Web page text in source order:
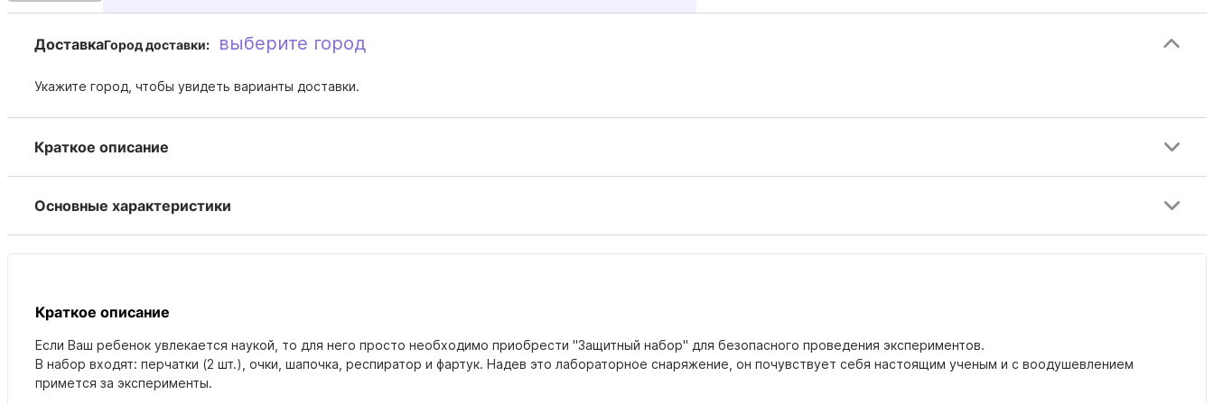
ДоставкаГород доставки: выберите город
Укажите город, чтобы увидеть варианты доставки.
Краткое описание
Основные характеристики
Краткое описание
Если Ваш ребенок увлекается наукой, то для него просто необходимо приобрести "Защитный набор" для безопасного проведения экспериментов.
В набор входят: перчатки (2 шт.), очки, шапочка, респиратор и фартук. Надев это лабораторное снаряжение, он почувствует себя настоящим ученым и с воодушевлением
примется за эксперименты.